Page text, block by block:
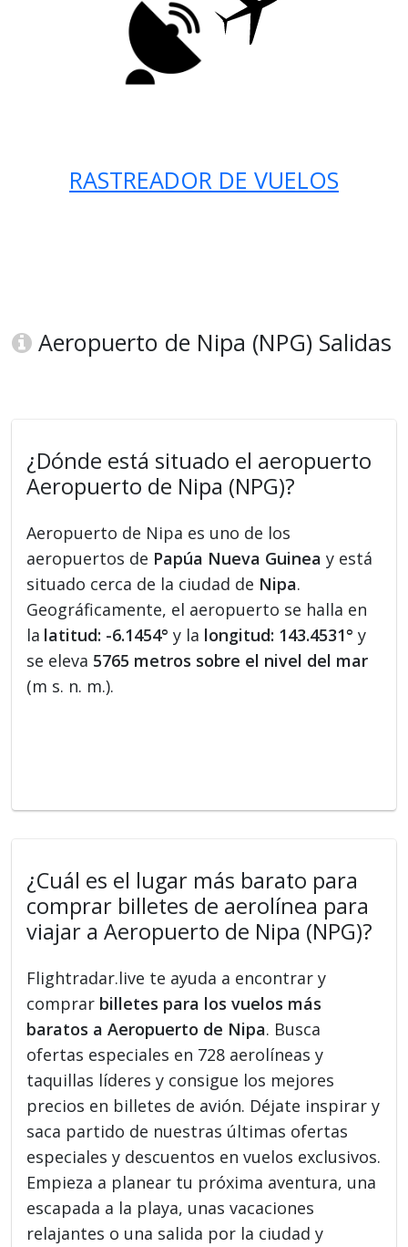
RASTREADOR DE VUELOS
Aeropuerto de Nipa (NPG) Salidas
¿Dónde está situado el aeropuerto
Aeropuerto de Nipa (NPG)?
Aeropuerto de Nipa es uno de los
aeropuertos de Papúa Nueva Guinea y está
situado cerca de la ciudad de Nipa.
Geográficamente, el aeropuerto se halla en
la latitud: -6.1454° y la longitud: 143.4531° y
se eleva 5765 metros sobre el nivel del mar
(m s. n. m.).
¿Cuál es el lugar más barato para
comprar billetes de aerolínea para
viajar a Aeropuerto de Nipa (NPG)?
Flightradar.live te ayuda a encontrar y
comprar billetes para los vuelos más
baratos a Aeropuerto de Nipa. Busca
ofertas especiales en 728 aerolíneas y
taquillas líderes y consigue los mejores
precios en billetes de avión. Déjate inspirar y
saca partido de nuestras últimas ofertas
especiales y descuentos en vuelos exclusivos.
Empieza a planear tu próxima aventura, una
escapada a la playa, unas vacaciones
relajantes o una salida por la ciudad y